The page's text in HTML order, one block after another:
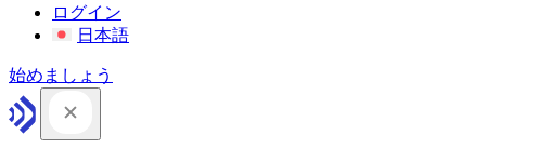
ログイン
日本語
始めましょう